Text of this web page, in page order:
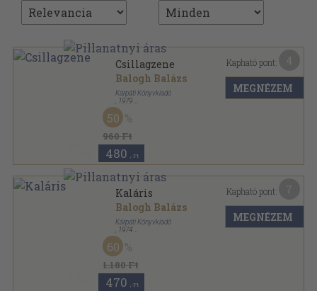
Csillagzene
Balogh Balázs
Kárpáti Könyvkiadó
1979
Tűzött kötés
960 Ft
50
480 ,-Ft
Kapható pont:
MEGNÉZEM
Kaláris
Balogh Balázs
Kárpáti Könyvkiadó
1974
Varrott papírkötés
1.180 Ft
60
470 ,-Ft
Kapható pont:
MEGNÉZEM